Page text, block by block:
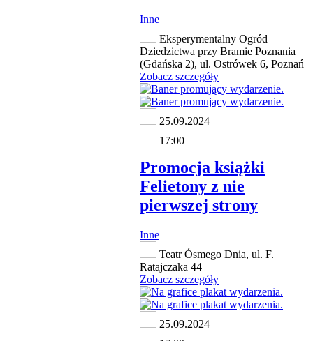
Inne
Eksperymentalny Ogród
Dziedzictwa przy Bramie Poznania
(Gdańska 2), ul. Ostrówek 6, Poznań
Zobacz szczegóły
25.09.2024
17:00
Promocja książki
Felietony z nie
pierwszej strony
Inne
Teatr Ósmego Dnia, ul. F.
Ratajczaka 44
Zobacz szczegóły
25.09.2024